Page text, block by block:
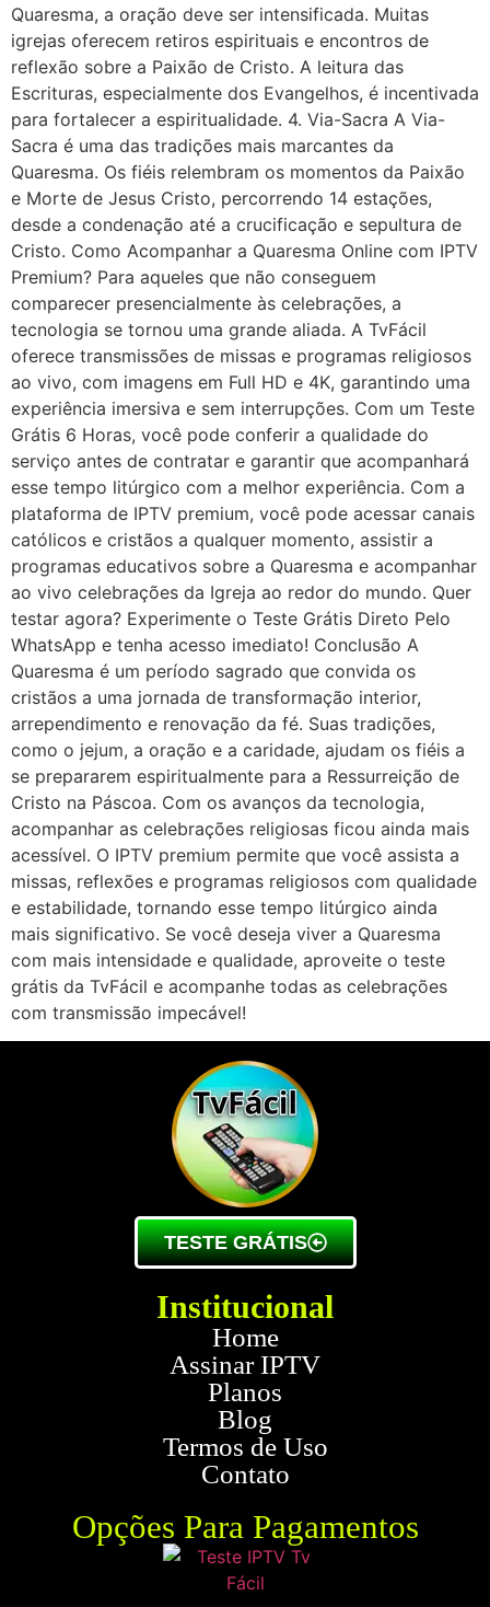
Quaresma, a oração deve ser intensificada. Muitas
igrejas oferecem retiros espirituais e encontros de
reflexão sobre a Paixão de Cristo. A leitura das
Escrituras, especialmente dos Evangelhos, é incentivada
para fortalecer a espiritualidade. 4. Via-Sacra A Via-
Sacra é uma das tradições mais marcantes da
Quaresma. Os fiéis relembram os momentos da Paixão
e Morte de Jesus Cristo, percorrendo 14 estações,
desde a condenação até a crucificação e sepultura de
Cristo. Como Acompanhar a Quaresma Online com IPTV
Premium? Para aqueles que não conseguem
comparecer presencialmente às celebrações, a
tecnologia se tornou uma grande aliada. A TvFácil
oferece transmissões de missas e programas religiosos
ao vivo, com imagens em Full HD e 4K, garantindo uma
experiência imersiva e sem interrupções. Com um Teste
Grátis 6 Horas, você pode conferir a qualidade do
serviço antes de contratar e garantir que acompanhará
esse tempo litúrgico com a melhor experiência. Com a
plataforma de IPTV premium, você pode acessar canais
católicos e cristãos a qualquer momento, assistir a
programas educativos sobre a Quaresma e acompanhar
ao vivo celebrações da Igreja ao redor do mundo. Quer
testar agora? Experimente o Teste Grátis Direto Pelo
WhatsApp e tenha acesso imediato! Conclusão A
Quaresma é um período sagrado que convida os
cristãos a uma jornada de transformação interior,
arrependimento e renovação da fé. Suas tradições,
como o jejum, a oração e a caridade, ajudam os fiéis a
se prepararem espiritualmente para a Ressurreição de
Cristo na Páscoa. Com os avanços da tecnologia,
acompanhar as celebrações religiosas ficou ainda mais
acessível. O IPTV premium permite que você assista a
missas, reflexões e programas religiosos com qualidade
e estabilidade, tornando esse tempo litúrgico ainda
mais significativo. Se você deseja viver a Quaresma
com mais intensidade e qualidade, aproveite o teste
grátis da TvFácil e acompanhe todas as celebrações
com transmissão impecável!
TESTE GRÁTIS
Institucional
Home
Assinar IPTV
Planos
Blog
Termos de Uso
Contato
Opções Para Pagamentos